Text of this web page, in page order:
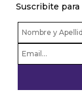
Suscribite